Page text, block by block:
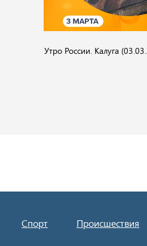
Утро России. Калуга
Спорт Происшествия